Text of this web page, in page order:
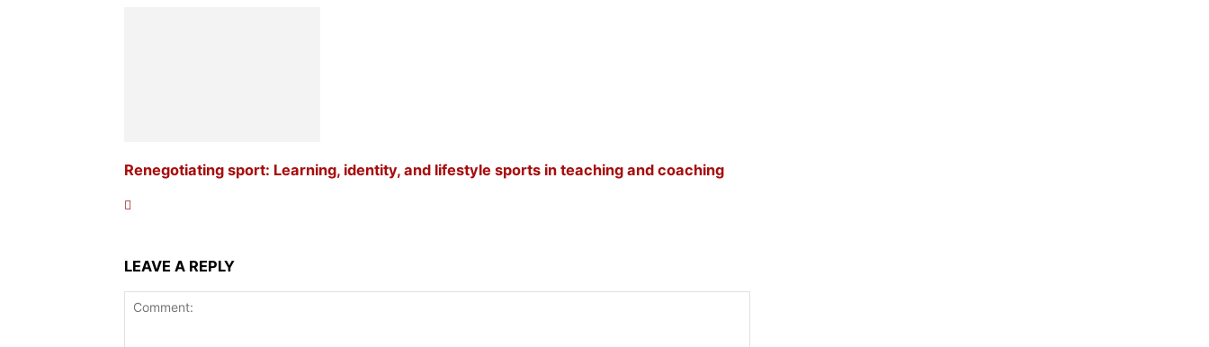
Renegotiating sport: Learning, identity, and lifestyle sports in teaching and coaching
LEAVE A REPLY